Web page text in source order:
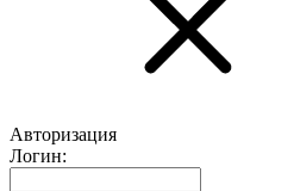
Авторизация
Логин: